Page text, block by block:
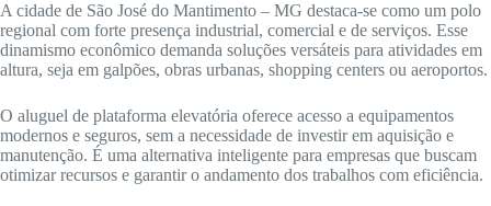
A cidade de São José do Mantimento – MG destaca-se como um polo
regional com forte presença industrial, comercial e de serviços. Esse
dinamismo econômico demanda soluções versáteis para atividades em
altura, seja em galpões, obras urbanas, shopping centers ou aeroportos.
O aluguel de plataforma elevatória oferece acesso a equipamentos
modernos e seguros, sem a necessidade de investir em aquisição e
manutenção. É uma alternativa inteligente para empresas que buscam
otimizar recursos e garantir o andamento dos trabalhos com eficiência.